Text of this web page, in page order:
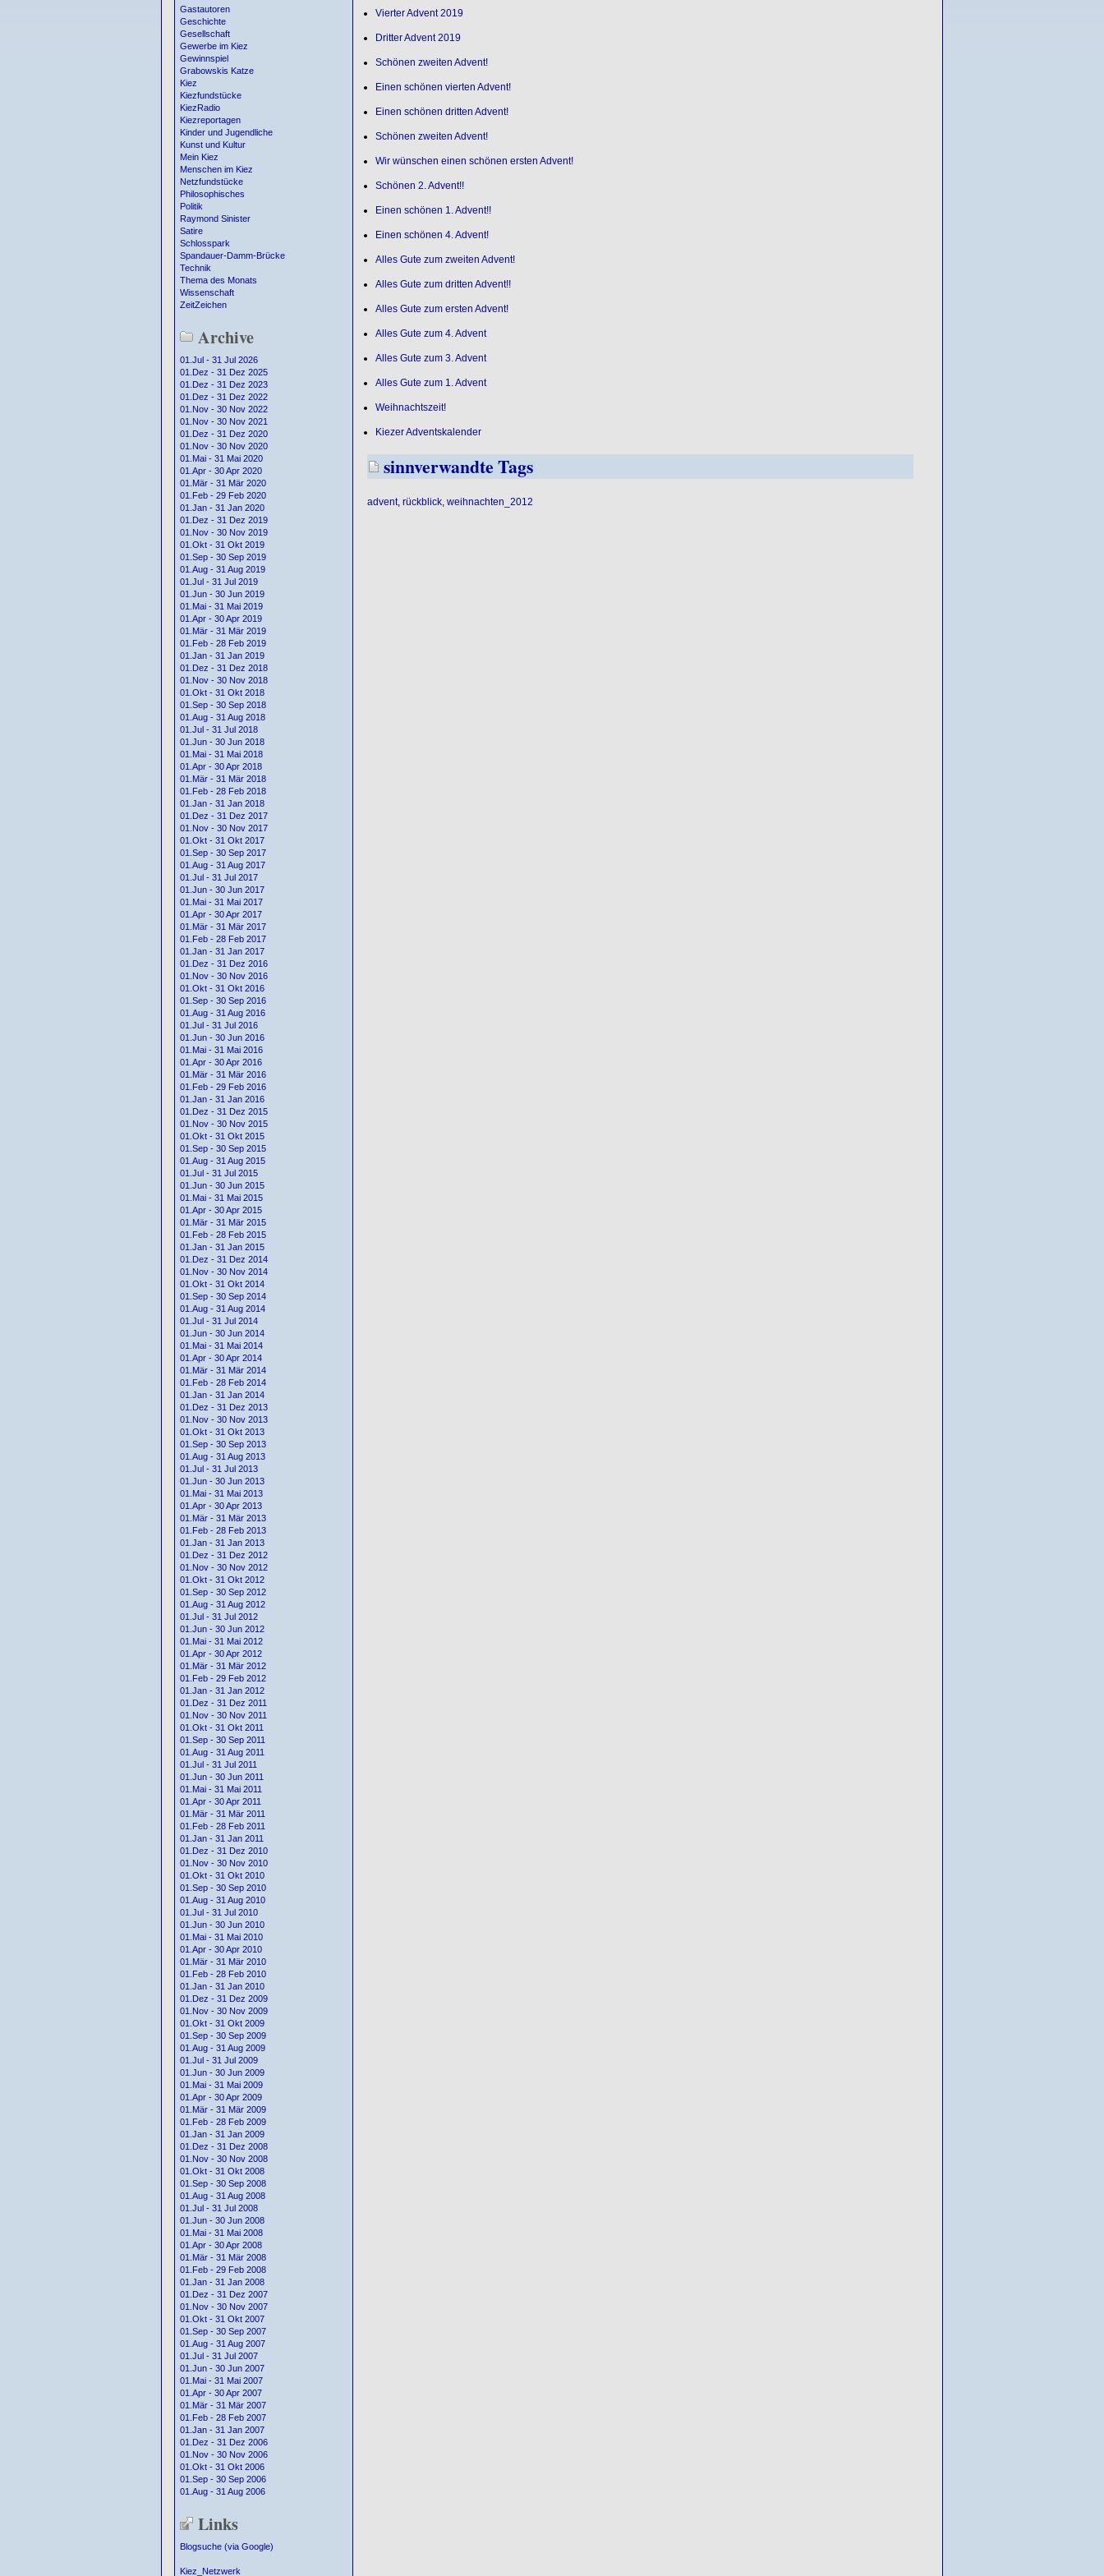
Gastautoren
Geschichte
Gesellschaft
Gewerbe im Kiez
Gewinnspiel
Grabowskis Katze
Kiez
Kiezfundstücke
KiezRadio
Kiezreportagen
Kinder und Jugendliche
Kunst und Kultur
Mein Kiez
Menschen im Kiez
Netzfundstücke
Philosophisches
Politik
Raymond Sinister
Satire
Schlosspark
Spandauer-Damm-Brücke
Technik
Thema des Monats
Wissenschaft
ZeitZeichen
Archive
01.Jul - 31 Jul 2026
01.Dez - 31 Dez 2025
01.Dez - 31 Dez 2023
01.Dez - 31 Dez 2022
01.Nov - 30 Nov 2022
01.Nov - 30 Nov 2021
01.Dez - 31 Dez 2020
01.Nov - 30 Nov 2020
01.Mai - 31 Mai 2020
01.Apr - 30 Apr 2020
01.Mär - 31 Mär 2020
01.Feb - 29 Feb 2020
01.Jan - 31 Jan 2020
01.Dez - 31 Dez 2019
01.Nov - 30 Nov 2019
01.Okt - 31 Okt 2019
01.Sep - 30 Sep 2019
01.Aug - 31 Aug 2019
01.Jul - 31 Jul 2019
01.Jun - 30 Jun 2019
01.Mai - 31 Mai 2019
01.Apr - 30 Apr 2019
01.Mär - 31 Mär 2019
01.Feb - 28 Feb 2019
01.Jan - 31 Jan 2019
01.Dez - 31 Dez 2018
01.Nov - 30 Nov 2018
01.Okt - 31 Okt 2018
01.Sep - 30 Sep 2018
01.Aug - 31 Aug 2018
01.Jul - 31 Jul 2018
01.Jun - 30 Jun 2018
01.Mai - 31 Mai 2018
01.Apr - 30 Apr 2018
01.Mär - 31 Mär 2018
01.Feb - 28 Feb 2018
01.Jan - 31 Jan 2018
01.Dez - 31 Dez 2017
01.Nov - 30 Nov 2017
01.Okt - 31 Okt 2017
01.Sep - 30 Sep 2017
01.Aug - 31 Aug 2017
01.Jul - 31 Jul 2017
01.Jun - 30 Jun 2017
01.Mai - 31 Mai 2017
01.Apr - 30 Apr 2017
01.Mär - 31 Mär 2017
01.Feb - 28 Feb 2017
01.Jan - 31 Jan 2017
01.Dez - 31 Dez 2016
01.Nov - 30 Nov 2016
01.Okt - 31 Okt 2016
01.Sep - 30 Sep 2016
01.Aug - 31 Aug 2016
01.Jul - 31 Jul 2016
01.Jun - 30 Jun 2016
01.Mai - 31 Mai 2016
01.Apr - 30 Apr 2016
01.Mär - 31 Mär 2016
01.Feb - 29 Feb 2016
01.Jan - 31 Jan 2016
01.Dez - 31 Dez 2015
01.Nov - 30 Nov 2015
01.Okt - 31 Okt 2015
01.Sep - 30 Sep 2015
01.Aug - 31 Aug 2015
01.Jul - 31 Jul 2015
01.Jun - 30 Jun 2015
01.Mai - 31 Mai 2015
01.Apr - 30 Apr 2015
01.Mär - 31 Mär 2015
01.Feb - 28 Feb 2015
01.Jan - 31 Jan 2015
01.Dez - 31 Dez 2014
01.Nov - 30 Nov 2014
01.Okt - 31 Okt 2014
01.Sep - 30 Sep 2014
01.Aug - 31 Aug 2014
01.Jul - 31 Jul 2014
01.Jun - 30 Jun 2014
01.Mai - 31 Mai 2014
01.Apr - 30 Apr 2014
01.Mär - 31 Mär 2014
01.Feb - 28 Feb 2014
01.Jan - 31 Jan 2014
01.Dez - 31 Dez 2013
01.Nov - 30 Nov 2013
01.Okt - 31 Okt 2013
01.Sep - 30 Sep 2013
01.Aug - 31 Aug 2013
01.Jul - 31 Jul 2013
01.Jun - 30 Jun 2013
01.Mai - 31 Mai 2013
01.Apr - 30 Apr 2013
01.Mär - 31 Mär 2013
01.Feb - 28 Feb 2013
01.Jan - 31 Jan 2013
01.Dez - 31 Dez 2012
01.Nov - 30 Nov 2012
01.Okt - 31 Okt 2012
01.Sep - 30 Sep 2012
01.Aug - 31 Aug 2012
01.Jul - 31 Jul 2012
01.Jun - 30 Jun 2012
01.Mai - 31 Mai 2012
01.Apr - 30 Apr 2012
01.Mär - 31 Mär 2012
01.Feb - 29 Feb 2012
01.Jan - 31 Jan 2012
01.Dez - 31 Dez 2011
01.Nov - 30 Nov 2011
01.Okt - 31 Okt 2011
01.Sep - 30 Sep 2011
01.Aug - 31 Aug 2011
01.Jul - 31 Jul 2011
01.Jun - 30 Jun 2011
01.Mai - 31 Mai 2011
01.Apr - 30 Apr 2011
01.Mär - 31 Mär 2011
01.Feb - 28 Feb 2011
01.Jan - 31 Jan 2011
01.Dez - 31 Dez 2010
01.Nov - 30 Nov 2010
01.Okt - 31 Okt 2010
01.Sep - 30 Sep 2010
01.Aug - 31 Aug 2010
01.Jul - 31 Jul 2010
01.Jun - 30 Jun 2010
01.Mai - 31 Mai 2010
01.Apr - 30 Apr 2010
01.Mär - 31 Mär 2010
01.Feb - 28 Feb 2010
01.Jan - 31 Jan 2010
01.Dez - 31 Dez 2009
01.Nov - 30 Nov 2009
01.Okt - 31 Okt 2009
01.Sep - 30 Sep 2009
01.Aug - 31 Aug 2009
01.Jul - 31 Jul 2009
01.Jun - 30 Jun 2009
01.Mai - 31 Mai 2009
01.Apr - 30 Apr 2009
01.Mär - 31 Mär 2009
01.Feb - 28 Feb 2009
01.Jan - 31 Jan 2009
01.Dez - 31 Dez 2008
01.Nov - 30 Nov 2008
01.Okt - 31 Okt 2008
01.Sep - 30 Sep 2008
01.Aug - 31 Aug 2008
01.Jul - 31 Jul 2008
01.Jun - 30 Jun 2008
01.Mai - 31 Mai 2008
01.Apr - 30 Apr 2008
01.Mär - 31 Mär 2008
01.Feb - 29 Feb 2008
01.Jan - 31 Jan 2008
01.Dez - 31 Dez 2007
01.Nov - 30 Nov 2007
01.Okt - 31 Okt 2007
01.Sep - 30 Sep 2007
01.Aug - 31 Aug 2007
01.Jul - 31 Jul 2007
01.Jun - 30 Jun 2007
01.Mai - 31 Mai 2007
01.Apr - 30 Apr 2007
01.Mär - 31 Mär 2007
01.Feb - 28 Feb 2007
01.Jan - 31 Jan 2007
01.Dez - 31 Dez 2006
01.Nov - 30 Nov 2006
01.Okt - 31 Okt 2006
01.Sep - 30 Sep 2006
01.Aug - 31 Aug 2006
Links
Blogsuche (via Google)
Kiez_Netzwerk
Vierter Advent 2019
Dritter Advent 2019
Schönen zweiten Advent!
Einen schönen vierten Advent!
Einen schönen dritten Advent!
Schönen zweiten Advent!
Wir wünschen einen schönen ersten Advent!
Schönen 2. Advent!!
Einen schönen 1. Advent!!
Einen schönen 4. Advent!
Alles Gute zum zweiten Advent!
Alles Gute zum dritten Advent!!
Alles Gute zum ersten Advent!
Alles Gute zum 4. Advent
Alles Gute zum 3. Advent
Alles Gute zum 1. Advent
Weihnachtszeit!
Kiezer Adventskalender
sinnverwandte Tags
advent, rückblick, weihnachten_2012